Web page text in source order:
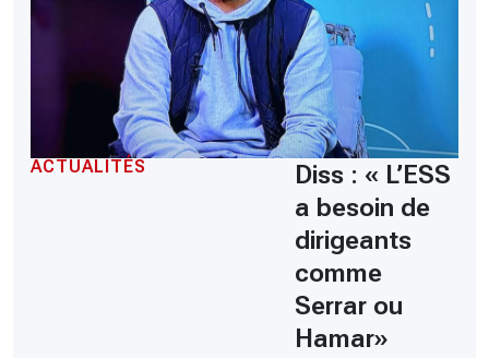
ACTUALITÉS
Diss : « L’ESS
a besoin de
dirigeants
comme
Serrar ou
Hamar»